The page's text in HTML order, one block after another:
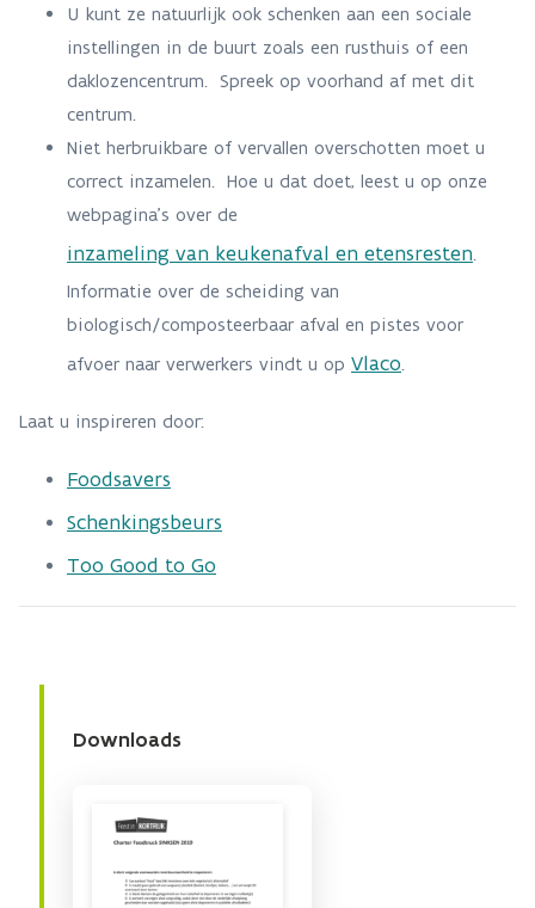
U kunt ze natuurlijk ook schenken aan een sociale
instellingen in de buurt zoals een rusthuis of een
daklozencentrum. Spreek op voorhand af met dit
centrum.
Niet herbruikbare of vervallen overschotten moet u
correct inzamelen. Hoe u dat doet, leest u op onze
webpagina’s over de
inzameling van keukenafval en etensresten.
Informatie over de scheiding van
biologisch/composteerbaar afval en pistes voor
afvoer naar verwerkers vindt u op Vlaco.
Laat u inspireren door:
Foodsavers
Schenkingsbeurs
Too Good to Go
Downloads